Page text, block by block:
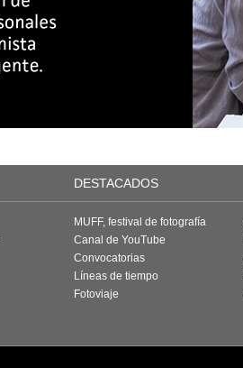
DESTACADOS
MUFF, festival de fotografía
Canal de YouTube
Convocatorias
Líneas de tiempo
Fotoviaje